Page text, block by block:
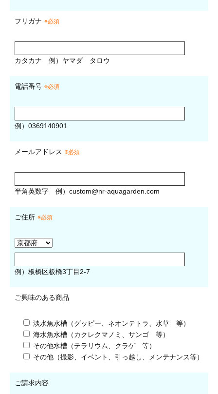
フリガナ ※必須
カタカナ 例）ヤマダ タロウ
電話番号 ※必須
例）0369140901
メールアドレス ※必須
半角英数字 例） custom@nr-aquagarden.com
ご住所 ※必須
例）板橋区板橋3丁目2-7
ご興味のある商品
淡水魚水槽（グッピー、ネオンテトラ、水草 等）
海水魚水槽（カクレクマノミ、サンゴ 等）
その他水槽（テラリウム、クラゲ 等）
その他（撮影、イベント、引っ越し、メンテナンス等）
ご請求内容